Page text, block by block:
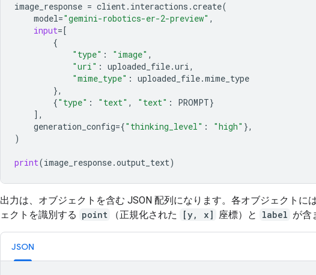
image_response = client. interactions .create(
model="gemini-robotics-er-2-preview" ,
input=[
{
"type" : "image" ,
"uri" : uploaded_file.uri,
"mime_type" : uploaded_file.mime_type
},
{"type" : "text" , "text" : PROMPT}
],
generation_config={"thinking_level" : "high" },
)
print(image_response.output_text)
出力は、オブジェクトを含む JSON 配列になります。各オブジェクトに
ェクトを識別する point （正規化された [y, x] 座標）と label が含
JSON